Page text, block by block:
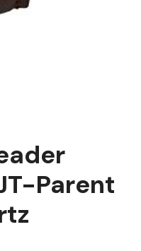
Parent